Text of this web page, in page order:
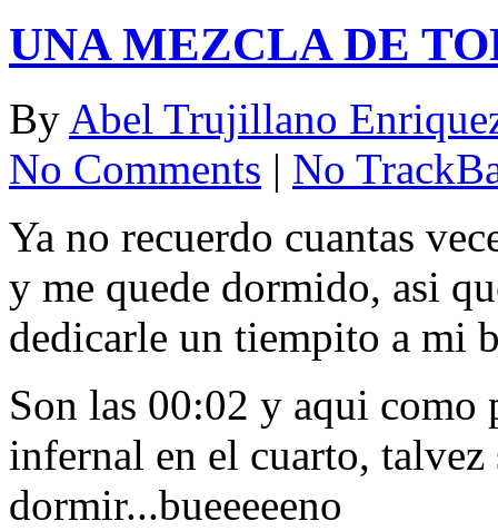
UNA MEZCLA DE
By Abel Trujillano
No Comments | No
Ya no recuerdo cuantas
y me quede dormido, asi
dedicarle un tiempito a mi
Son las 00:02 y aqui como
infernal en el cuarto, talvez
dormir...bueeeeeno